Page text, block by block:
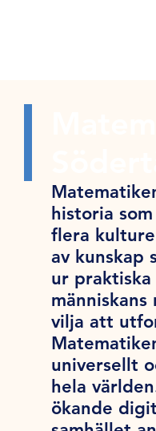
historia
flera
av kunskap
ur praktiska
vilja att
universellt
hela
ökande